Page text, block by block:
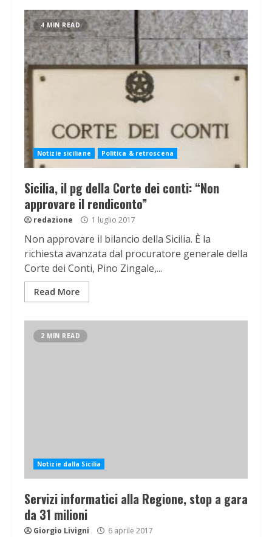
4 MIN READ
Notizie siciliane Politica & retroscena
Sicilia, il pg della Corte dei conti: “Non
approvare il rendiconto”
redazione 1 luglio 2017
Non approvare il bilancio della Sicilia. È la
richiesta avanzata dal procuratore generale della
Corte dei Conti, Pino Zingale,...
Read More
2 MIN READ
Notizie dalla Sicilia
Servizi informatici alla Regione, stop a gara
da 31 milioni
Giorgio Livigni 6 aprile 2017